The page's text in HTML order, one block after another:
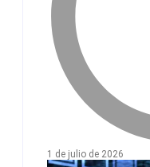
1 de julio de 2026